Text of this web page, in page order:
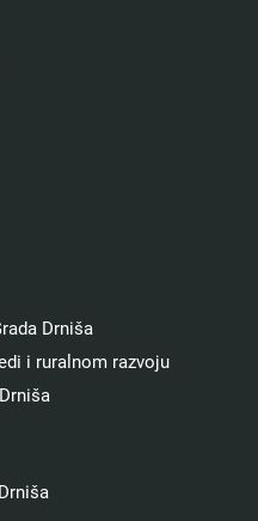
Drniša
i ruralnom razvoju